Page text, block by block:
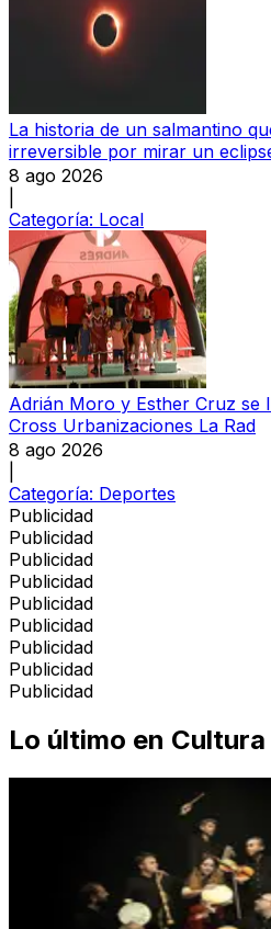
La historia de un salmantino
irreversible por mirar un
8 ago 2026
Categoría: Local
Adrián Moro y Esther Cruz se
Cross Urbanizaciones La Rad
8 ago 2026
Categoría: Deportes
Publicidad
Publicidad
Publicidad
Publicidad
Publicidad
Publicidad
Publicidad
Publicidad
Publicidad
Lo último en Cultura